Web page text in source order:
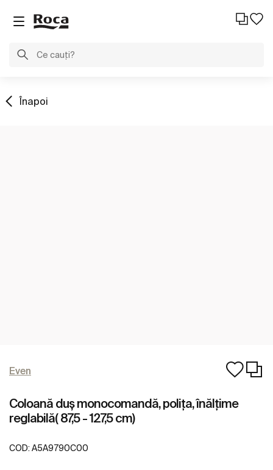
Înapoi
Even
Coloană duș monocomandă, polița, înălțime
reglabilă( 87,5 - 127,5 cm)
COD: A5A9790C00